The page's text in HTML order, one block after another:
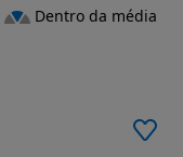
Dentro da média